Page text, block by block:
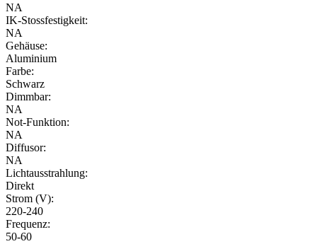
NA
IK-Stossfestigkeit:
NA
Gehäuse:
Aluminium
Farbe:
Schwarz
Dimmbar:
NA
Not-Funktion:
NA
Diffusor:
NA
Lichtausstrahlung:
Direkt
Strom (V):
220-240
Frequenz:
50-60